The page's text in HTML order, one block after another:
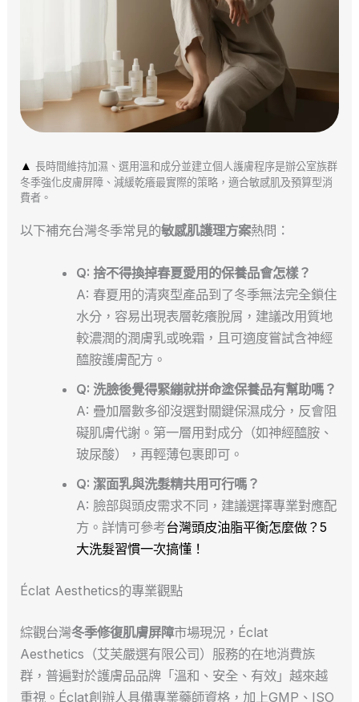
▲ 長時間維持加濕、選用溫和成分並建立個人護膚程序是辦公室族群
冬季強化皮膚屏障、減緩乾癢最實際的策略，適合敏感肌及預算型消
費者。
以下補充台灣冬季常見的敏感肌護理方案熱問：
Q: 捨不得換掉春夏愛用的保養品會怎樣？
A: 春夏用的清爽型產品到了冬季無法完全鎖住
水分，容易出現表層乾癢脫屑，建議改用質地
較濃潤的潤膚乳或晚霜，且可適度嘗試含神經
醯胺護膚配方。
Q: 洗臉後覺得緊繃就拼命塗保養品有幫助嗎？
A: 疊加層數多卻沒選對關鍵保濕成分，反會阻
礙肌膚代謝。第一層用對成分（如神經醯胺、
玻尿酸），再輕薄包裹即可。
Q: 潔面乳與洗髮精共用可行嗎？
A: 臉部與頭皮需求不同，建議選擇專業對應配
方。詳情可參考台灣頭皮油脂平衡怎麼做？5
大洗髮習慣一次搞懂！
Éclat Aesthetics的專業觀點
綜觀台灣冬季修復肌膚屏障市場現況，Éclat
Aesthetics（艾芙嚴選有限公司）服務的在地消費族
群，普遍對於護膚品品牌「溫和、安全、有效」越來越
重視。Éclat創辦人具備專業藥師資格，加上GMP、ISO